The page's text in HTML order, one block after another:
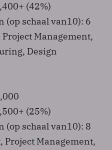
(42%)
(op schaal van10): 6
Management,
Design
(25%)
(op schaal van10): 8
Project Management,